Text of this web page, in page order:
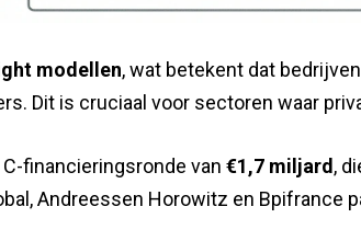
modellen, wat betekent dat
Dit is cruciaal voor sectoren waar
financieringsronde van €1,7 miljard,
Andreessen Horowitz en Bpifrance